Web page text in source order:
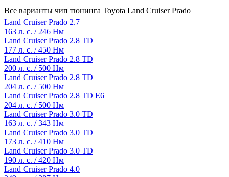
Все варианты чип тюнинга Toyota Land Cruiser Prado
Land Cruiser Prado 2.7
163 л. с. / 246 Нм
Land Cruiser Prado 2.8 TD
177 л. с. / 450 Нм
Land Cruiser Prado 2.8 TD
200 л. с. / 500 Нм
Land Cruiser Prado 2.8 TD
204 л. с. / 500 Нм
Land Cruiser Prado 2.8 TD E6
204 л. с. / 500 Нм
Land Cruiser Prado 3.0 TD
163 л. с. / 343 Нм
Land Cruiser Prado 3.0 TD
173 л. с. / 410 Нм
Land Cruiser Prado 3.0 TD
190 л. с. / 420 Нм
Land Cruiser Prado 4.0